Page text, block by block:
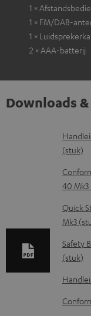
1 ×
1 × FM/DAB-
1 ×
2 × AAA-batterij
Downloads
D
o
w
n
l
o
a
d
d
o
(stuk)
40 Mk3
Quick
Mk3
Safety
(stuk)